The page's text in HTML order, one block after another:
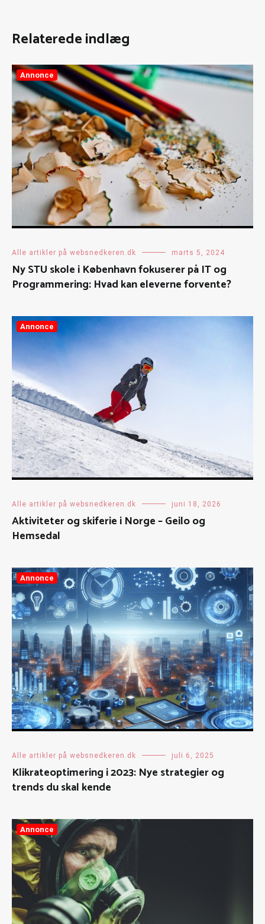
Relaterede indlæg
Annonce
Alle artikler på websnedkeren.dk marts 5, 2024
Ny STU skole i København fokuserer på IT og
Programmering: Hvad kan eleverne forvente?
Annonce
Alle artikler på websnedkeren.dk juni 18, 2026
Aktiviteter og skiferie i Norge – Geilo og
Hemsedal
Annonce
Alle artikler på websnedkeren.dk juli 6, 2025
Klikrateoptimering i 2023: Nye strategier og
trends du skal kende
Annonce